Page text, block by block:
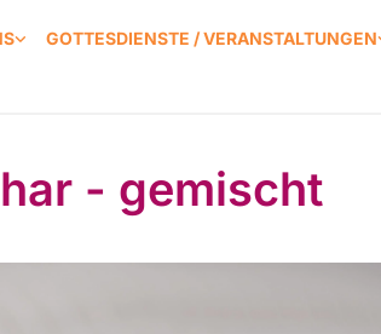
GOTTESDIENSTE / VERANSTALTUNGEN
- gemischt